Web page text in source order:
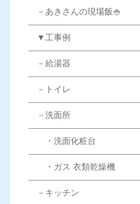
－あきさんの現場飯🍚
▼工事例
－給湯器
－トイレ
－洗面所
・洗面化粧台
・ガス 衣類乾燥機
－キッチン